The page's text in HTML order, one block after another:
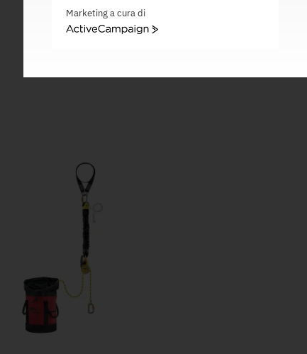
Marketing a cura di
ActiveCampaign